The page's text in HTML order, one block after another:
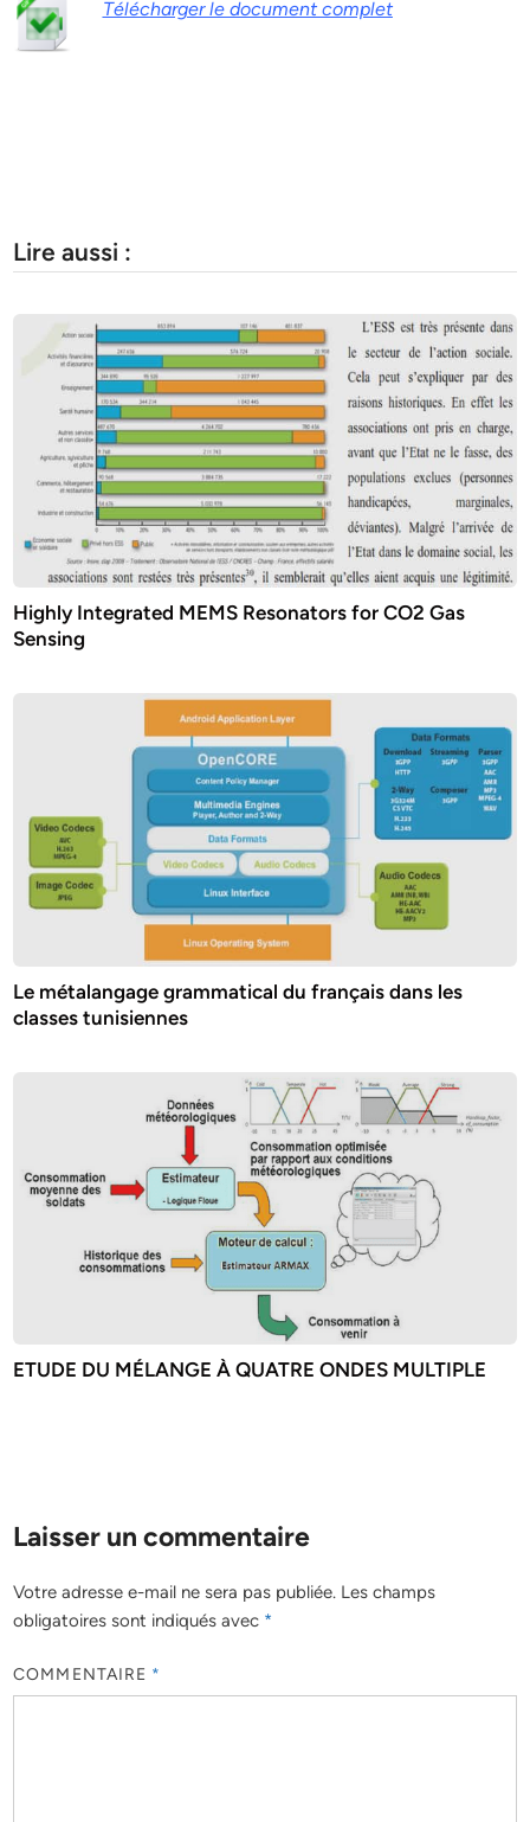
Télécharger le document complet
Lire aussi :
Highly Integrated MEMS Resonators for CO2 Gas
Sensing
Le métalangage grammatical du français dans les
classes tunisiennes
ETUDE DU MÉLANGE À QUATRE ONDES MULTIPLE
Laisser un commentaire
Votre adresse e-mail ne sera pas publiée. Les champs
obligatoires sont indiqués avec *
COMMENTAIRE *